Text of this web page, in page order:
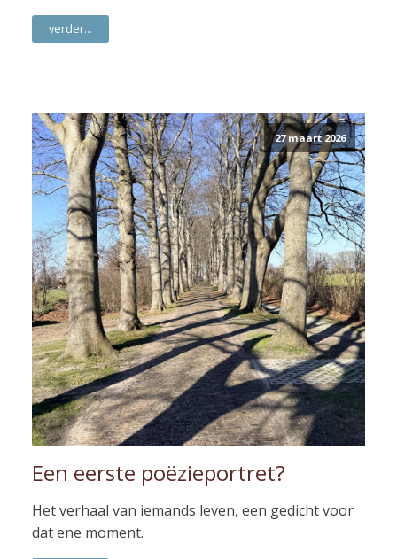
verder...
27 maart 2026
Een eerste poëzieportret?
Het verhaal van iemands leven, een gedicht voor
dat ene moment.